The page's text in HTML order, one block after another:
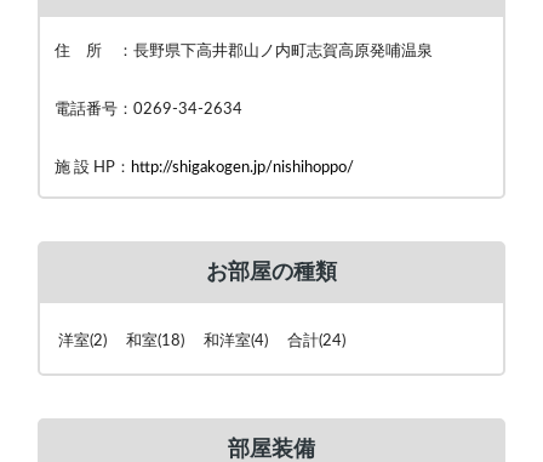
住 所 ：長野県下高井郡山ノ内町志賀高原発哺温泉
電話番号：0269-34-2634
施 設 HP： http://shigakogen.jp/nishihoppo/
お部屋の種類
洋室(2) 和室(18) 和洋室(4) 合計(24)
部屋装備